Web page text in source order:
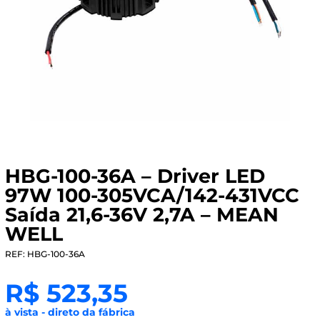
HBG-100-36A – Driver LED
97W 100-305VCA/142-431VCC
Saída 21,6-36V 2,7A – MEAN
WELL
REF: HBG-100-36A
R$523,35
à vista - direto da fábrica